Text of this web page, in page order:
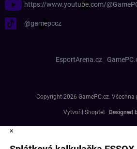
https://www.youtube.com/
@gamepccz
EsportArena.cz
Vytvořil Shoptet
Copyright 2026 GamePC.cz. Všechna
×